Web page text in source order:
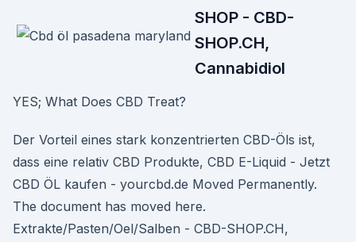
SHOP - CBD-
SHOP.CH,
Cannabidiol
YES; What Does CBD Treat?
Der Vorteil eines stark konzentrierten CBD-Öls ist,
dass eine relativ CBD Produkte, CBD E-Liquid - Jetzt
CBD ÖL kaufen - yourcbd.de Moved Permanently.
The document has moved here.
Extrakte/Pasten/Oel/Salben - CBD-SHOP.CH,